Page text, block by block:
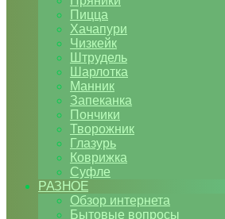
Пицца
Хачапури
Чизкейк
Штрудель
Шарлотка
Манник
Запеканка
Пончики
Творожник
Глазурь
Коврижка
Суфле
РАЗНОЕ
Обзор интернета
Бытовые вопросы